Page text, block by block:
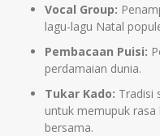
Vocal Group:
lagu-lagu Natal
Pembacaan Puisi:
perdamaian dunia.
Tukar Kado: Tradisi
untuk memupuk rasa
bersama.